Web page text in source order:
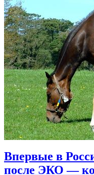
Впервые в
после ЭКО —